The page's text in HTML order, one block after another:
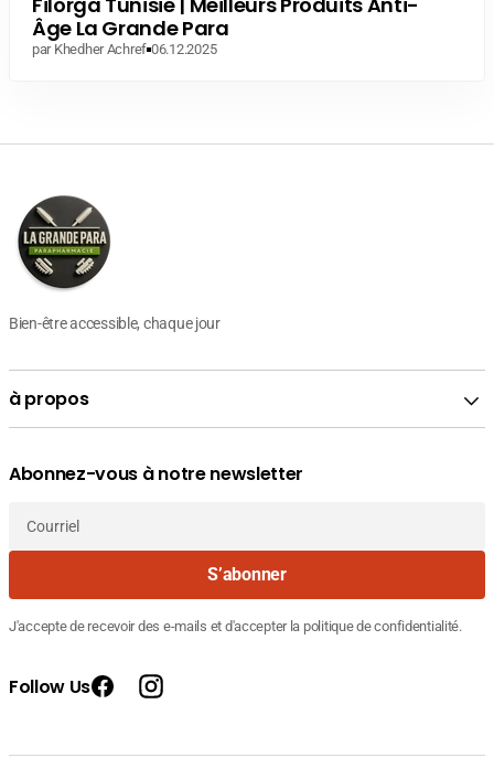
FIDERMA Gel nettoyant purifiant peaux
de
DT
courant
Âge La Grande Para
par Khedher Achref 06.12.2025
Bien-être accessible, chaque jour
à propos
Abonnez-vous à notre newsletter
Courriel
S’abonner
J'accepte de recevoir des e-mails et d'accepter la politique de confidentialité.
Follow Us FacebookInstagram